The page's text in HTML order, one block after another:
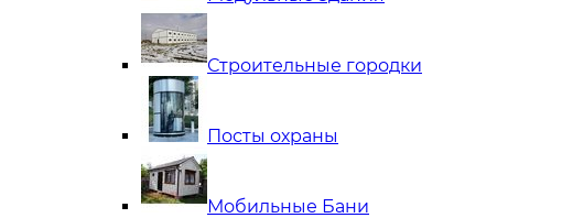
Строительные городки
Посты охраны
Мобильные Бани